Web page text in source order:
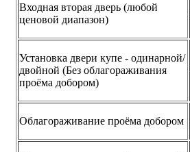
Входная вторая дверь (любой
ценовой диапазон)
Установка двери купе - одинарной/
двойной (Без облагораживания
проёма добором)
Облагораживание проёма добором